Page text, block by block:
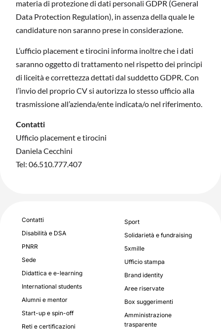
materia di protezione di dati personali GDPR (General
Data Protection Regulation), in assenza della quale le
candidature non saranno prese in considerazione.
L’ufficio placement e tirocini informa inoltre che i dati
saranno oggetto di trattamento nel rispetto dei principi
di liceità e correttezza dettati dal suddetto GDPR. Con
l’invio del proprio CV si autorizza lo stesso ufficio alla
trasmissione all’azienda/ente indicata/o nel riferimento.
Contatti
Ufficio placement e tirocini
Daniela Cecchini
Tel: 06.510.777.407
Contatti
Disabilità e DSA
PNRR
Sede
Didattica e e-learning
International students
Alumni e mentor
Start-up e spin-off
Reti e certificazioni
Sport
Solidarietà e fundraising
5xmille
Ufficio stampa
Brand identity
Aree riservate
Box suggerimenti
Amministrazione
trasparente